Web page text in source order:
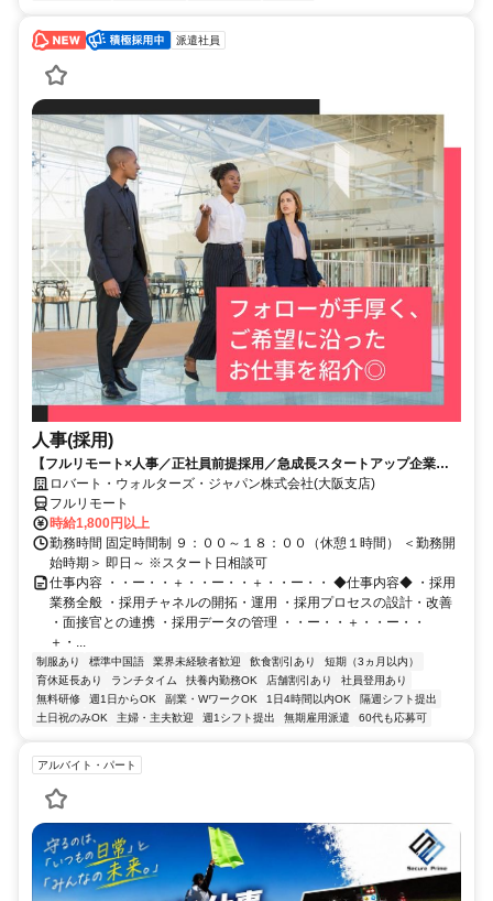
派遣社員
人事(採用)
【フルリモート×人事／正社員前提採用／急成長スタートアップ企業／
英語】Robert Walters
ロバート・ウォルターズ・ジャパン株式会社(大阪支店)
フルリモート
時給1,800円以上
勤務時間 固定時間制 ９：００～１８：００（休憩１時間） ＜勤務開
始時期＞ 即日～ ※スタート日相談可
仕事内容 ・・ー・・＋・・ー・・＋・・ー・・ ◆仕事内容◆ ・採用
業務全般 ・採用チャネルの開拓・運用 ・採用プロセスの設計・改善
・面接官との連携 ・採用データの管理 ・・ー・・＋・・ー・・
＋・...
制服あり 標準中国語 業界未経験者歓迎 飲食割引あり
短期（3ヵ月以内）
育休延長あり
ランチタイム 扶養内勤務OK 店舗割引あり
社員登用あり
無料研修
週1日からOK 副業・WワークOK 1日4時間以内OK
隔週シフト提出
土日祝のみOK
主婦・主夫歓迎 週1シフト提出 無期雇用派遣 60代も応募可
アルバイト・パート